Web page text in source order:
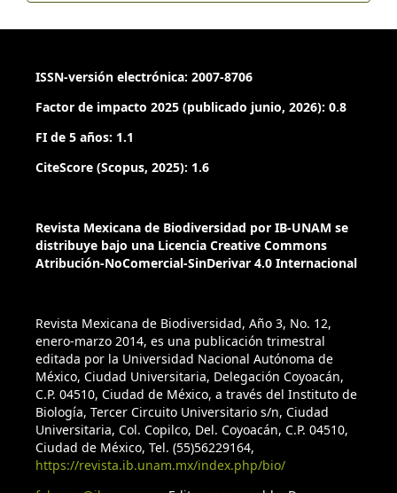
palaeoclimatic and palaeoceanographic variability in marine
sediments: Interpretation and application. En: C. Hillaire-
(pp. 567 – 644), New York: Elsevier.
Castillo-Batista, A.P., Figueroa-Rangel, B.L., Lozano-García,
S., Olvera-Vargas, M. y Cuevas-Guzmán, R. (2016). Historia
centro-occidente de México durante la pequeña edad de
Clarke, K.R. y Ainsworth, M.A. (1993). A method of linking
multivariate community structure to environmental
M. y Gueyffier, D. (2012). Pre-columbian deforestation as an
amplifier of drought in Mesoamérica. Geophysical Research
Letters. 39, 1 – 5.
Cran.r-project. 2018a. MASS package. Berkeley, California.
Recuperado el 20 de junio, 2018 de:https://cran.r-
project.org/web/packages/MASS/MASS.pdf
ISSN-versión electrónica: 2007-8706
Factor de impacto 2025 (publicado junio, 2026): 0.8
FI de 5 años: 1.1
CiteScore (Scopus, 2025): 1.6
Revista Mexicana de Biodiversidad por IB-UNAM se
distribuye bajo una Licencia Creative Commons
Atribución-NoComercial-SinDerivar 4.0 Internacional
Revista Mexicana de Biodiversidad, Año 3, No. 12,
enero-marzo 2014, es una publicación trimestral
editada por la Universidad Nacional Autónoma de
México, Ciudad Universitaria, Delegación Coyoacán,
C.P. 04510, Ciudad de México, a través del Instituto de
Biología, Tercer Circuito Universitario s/n, Ciudad
Universitaria, Col. Copilco, Del. Coyoacán, C.P. 04510,
Ciudad de México, Tel. (55)56229164,
https://revista.ib.unam.mx/index.php/bio/